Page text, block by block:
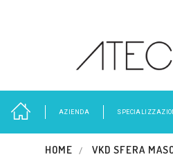
AZIENDA
HOME VKD SFERA